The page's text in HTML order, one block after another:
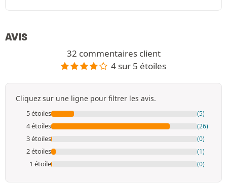
AVIS
32 commentaires client
4 sur 5 étoiles
Cliquez sur une ligne pour filtrer les avis.
5 étoiles (5)
4 étoiles (26)
3 étoiles (0)
2 étoiles (1)
1 étoile (0)